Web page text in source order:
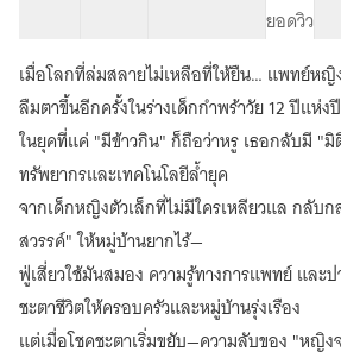
70
พร้อม
ระบบ
มิติ
พิเศษ
เล่ม
26
วัน
สิ้น
โลก
ทะลุ
มิติ
มา
พร้อม
มิติ
พิเศษ
ยอดวิว
เมื่อโลกที่ล่มสลายไม่เหลือที่ให้ยืน… แพทย์ห
ลืมตาขึ้นอีกครั้งในร่างเด็กกำพร้าวัย 12 ปีแห่ง
ในยุคที่แค่ "มีข้าวกิน" ก็ถือว่าหรู เธอกลับมี "
ทรัพยากรและเทคโนโลยีล้ำยุค
จากเด็กหญิงตัวเล็กที่ไม่มีใครเหลียวแล กลับ
สวรรค์" ให้หมู่บ้านยากไร้—
ฟู่เสี่ยวใช้มันสมอง ความรู้ทางการแพทย์ และ
ชะตาชีวิตให้ครอบครัวและหมู่บ้านรุ่งเรือง
แต่เมื่อโชคชะตาเริ่มขยับ—ความลับของ "หญิ